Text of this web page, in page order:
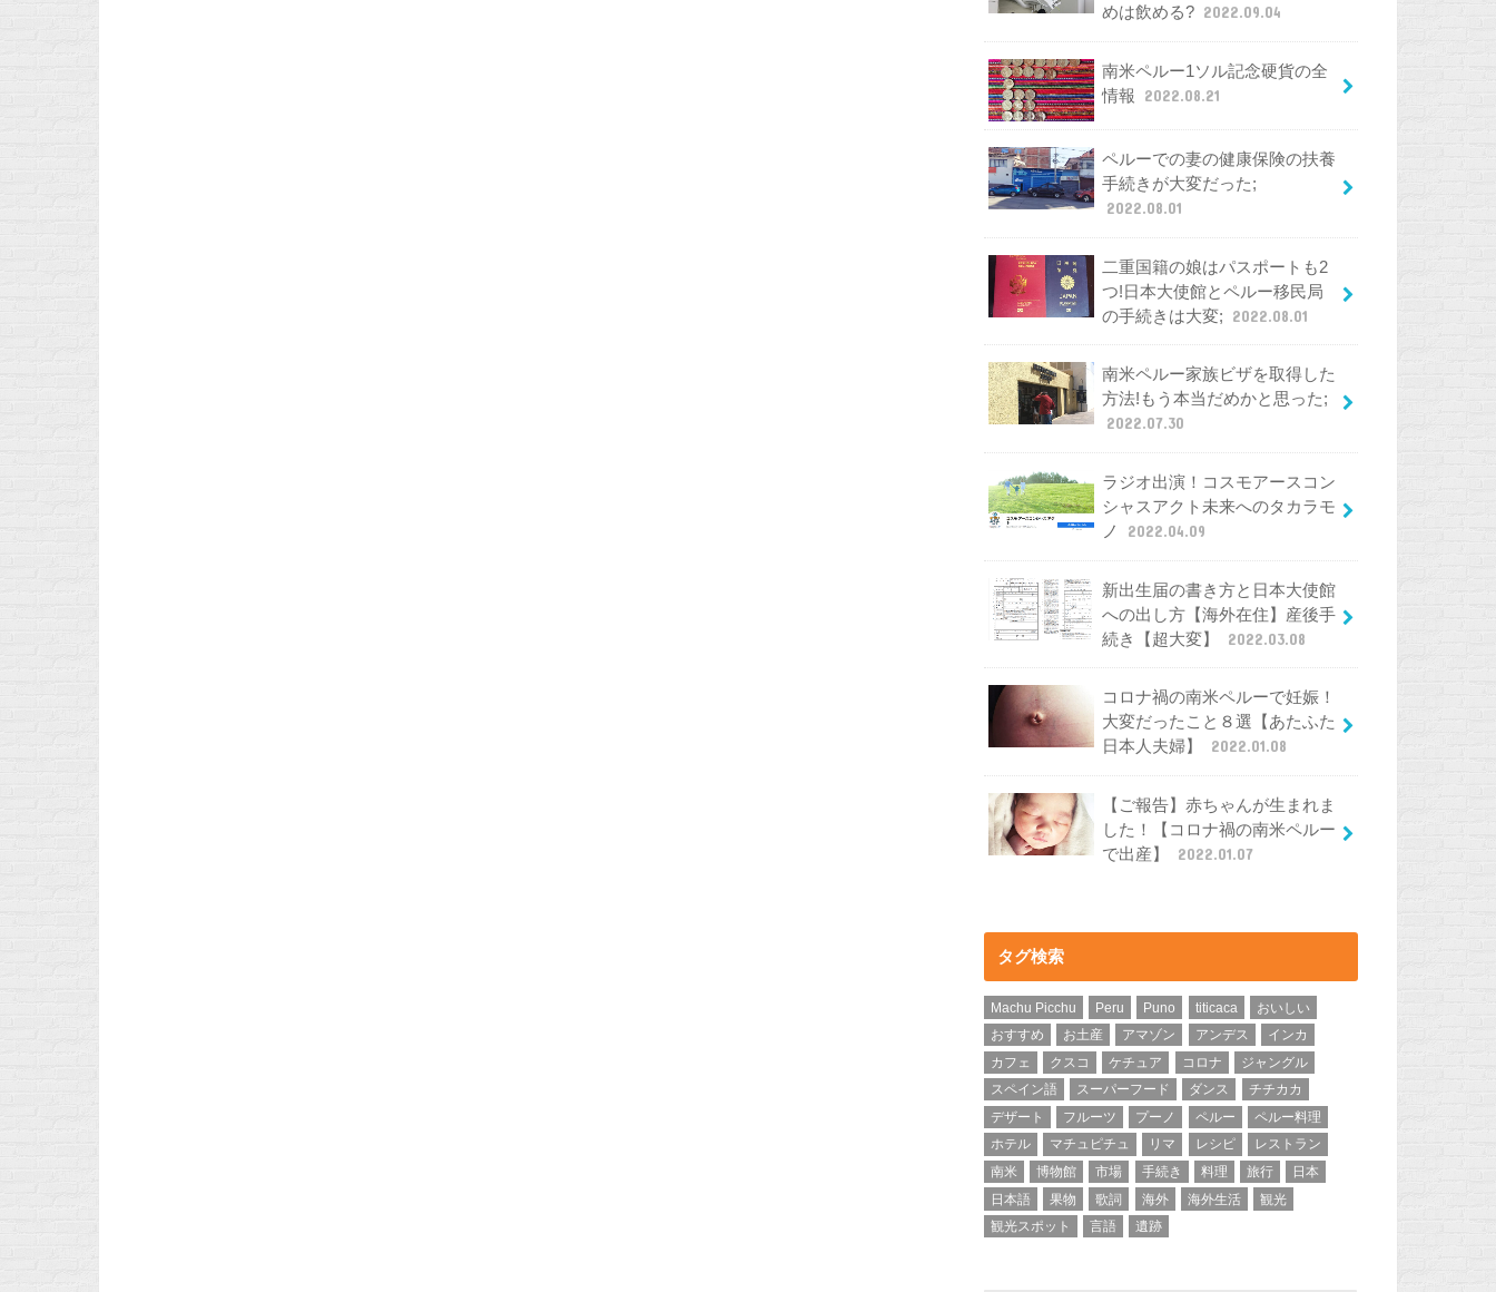
めは飲める? 2022.09.04
南米ペルー1ソル記念硬貨の全
情報
2022.08.21
ペルーでの妻の健康保険の扶養
手続きが大変だった;
2022.08.01
二重国籍の娘はパスポートも2
つ!日本大使館とペルー移民局
の手続きは大変;
2022.08.01
南米ペルー家族ビザを取得した
方法!もう本当だめかと思った;
2022.07.30
ラジオ出演！コスモアースコン
シャスアクト未来へのタカラモ
ノ
2022.04.09
新出生届の書き方と日本大使館
への出し方【海外在住】産後手
続き【超大変】
2022.03.08
コロナ禍の南米ペルーで妊娠！
大変だったこと８選【あたふた
日本人夫婦】
2022.01.08
【ご報告】赤ちゃんが生まれま
した！【コロナ禍の南米ペルー
で出産】
2022.01.07
タグ検索
Machu Picchu Peru Puno titicaca
おいしい
おすすめ
お土産 アマゾン アンデス
インカ
カフェ
クスコ ケチュア コロナ
ジャングル
スペイン語
スーパーフード ダンス
チチカカ
デザート
フルーツ プーノ ペルー
ペルー料理
ホテル
マチュピチュ リマ レシピ
レストラン
南米
博物館 市場 手続き 料理 旅行
日本
日本語
果物 歌詞 海外 海外生活
観光
観光スポット
言語 遺跡